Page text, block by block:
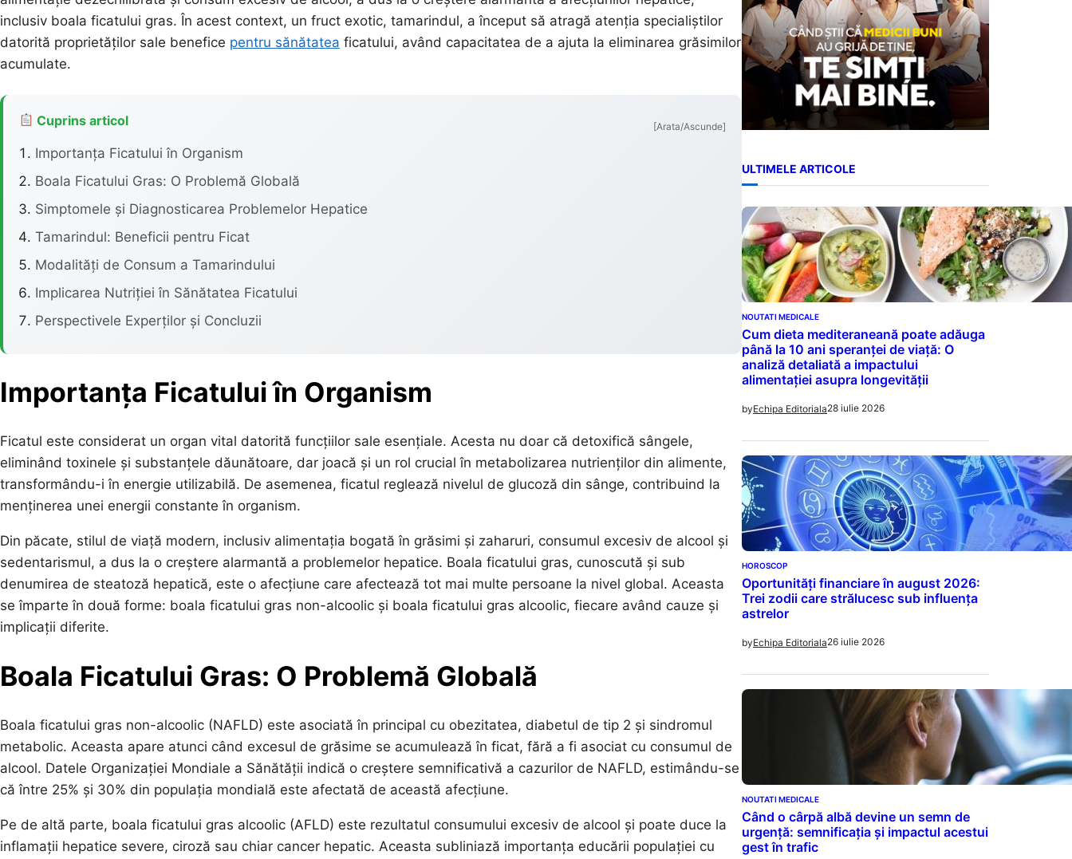
inclusiv boala ficatului gras. În acest context, un fruct exotic, tamarindul, a început să atragă atenția specialiștilor
datorită proprietăților sale benefice pentru sănătatea ficatului, având capacitatea de a ajuta la eliminarea grăsimilor
acumulate.
Cuprins articol [Arata/Ascunde]
Importanța Ficatului în Organism
Boala Ficatului Gras: O Problemă Globală
Simptomele și Diagnosticarea Problemelor Hepatice
Tamarindul: Beneficii pentru Ficat
Modalități de Consum a Tamarindului
Implicarea Nutriției în Sănătatea Ficatului
Perspectivele Experților și Concluzii
Importanța Ficatului în Organism
Ficatul este considerat un organ vital datorită funcțiilor sale esențiale. Acesta nu doar că detoxifică sângele,
eliminând toxinele și substanțele dăunătoare, dar joacă și un rol crucial în metabolizarea nutrienților din alimente,
transformându-i în energie utilizabilă. De asemenea, ficatul reglează nivelul de glucoză din sânge, contribuind la
menținerea unei energii constante în organism.
Din păcate, stilul de viață modern, inclusiv alimentația bogată în grăsimi și zaharuri, consumul excesiv de alcool și
sedentarismul, a dus la o creștere alarmantă a problemelor hepatice. Boala ficatului gras, cunoscută și sub
denumirea de steatoză hepatică, este o afecțiune care afectează tot mai multe persoane la nivel global. Aceasta
se împarte în două forme: boala ficatului gras non-alcoolic și boala ficatului gras alcoolic, fiecare având cauze și
implicații diferite.
Boala Ficatului Gras: O Problemă Globală
Boala ficatului gras non-alcoolic (NAFLD) este asociată în principal cu obezitatea, diabetul de tip 2 și sindromul
metabolic. Aceasta apare atunci când excesul de grăsime se acumulează în ficat, fără a fi asociat cu consumul de
alcool. Datele Organizației Mondiale a Sănătății indică o creștere semnificativă a cazurilor de NAFLD, estimându-se
că între 25% și 30% din populația mondială este afectată de această afecțiune.
Pe de altă parte, boala ficatului gras alcoolic (AFLD) este rezultatul consumului excesiv de alcool și poate duce la
inflamații hepatice severe, ciroză sau chiar cancer hepatic. Aceasta subliniază importanța educării populației cu
ULTIMELE ARTICOLE
NOUTATI MEDICALE
Cum dieta mediteraneană poate adăuga
până la 10 ani speranței de viață: O
analiză detaliată a impactului
alimentației asupra longevității
byEchipa Editoriala28 iulie 2026
HOROSCOP
Oportunități financiare în august 2026:
Trei zodii care strălucesc sub influența
astrelor
byEchipa Editoriala26 iulie 2026
NOUTATI MEDICALE
Când o cârpă albă devine un semn de
urgență: semnificația și impactul acestui
gest în trafic